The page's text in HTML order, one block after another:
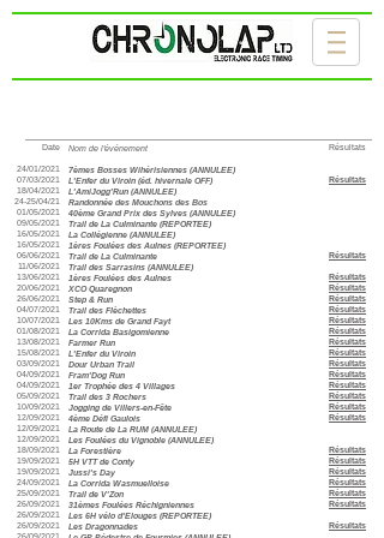
Date
24/01/2021
07/03/2021
18/04/2021
24-25/04/21
01/05/2021
09/05/2021
16/05/2021
16/05/2021
06/06/2021
11/06/2021
13/06/2021
20/06/2021
26/06/2021
04/07/2021
10/07/2021
01/08/2021
13/08/2021
15/08/2021
03/09/2021
04/09/2021
04/09/2021
05/09/2021
10/09/2021
12/09/2021
12/09/2021
12/09/2021
18/09/2021
19/09/2021
19/09/2021
24/09/2021
25/09/2021
26/09/2021
26/09/2021
26/09/2021
26/09/2021
Nom de l'événement
7èmes Bosses Wihérisiennes (ANNULEE)
L'Enfer du Viroin (éd. hivernale OFF)
L'AmiJogg'Run (ANNULEE)
Randonnée des Mouchons des Bos
40ème Grand Prix des Sylves (ANNULEE)
Trail de La Culminante (REPORTEE)
La Collégienne (ANNULEE)
1ères Foulées des Aulnes (REPORTEE)
Trail de La Culminante
Trail des Sarrasins (ANNULEE)
1ères Foulées des Aulnes
XCO Quaregnon
Step & Run
Trail des Flèchettes
Les 10Kms de Grand Fayt
La Corrida Basigomienne
Farmer Run
L'Enfer du Viroin
Dour Urban Trail
Fram'Dog Run
1er Trophée des 4 Villages
Trail des 3 Rochers
Jogging de Villers-en-Fête
4ème Défi Gaulois
La Route de La RUM (ANNULEE)
Les Foulées du Vignoble (ANNULEE)
La Forestière
5H VTT de Conty
Jussi's Day
La Corrida Wasmuelloise
Trail de V'Zon
31èmes Foulées Réchigniennes
Les 6H vélo d'Elouges (REPORTEE)
Les Dragonnades
Résultats
Résultats
Résultats
Résultats
Résultats
Résultats
Résultats
Résultats
Résultats
Résultats
Résultats
Résultats
Résultats
Résultats
Résultats
Résultats
Résultats
Résultats
Résultats
Résultats
Résultats
Résultats
Résultats
Résultats